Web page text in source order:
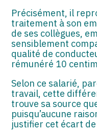
Précisément, il
traitement à son
de ses collègues,
sensiblement
qualité de
rémunéré 10
Selon ce salarié,
travail, cette
trouve sa source
puisqu’aucune
justifier cet écart